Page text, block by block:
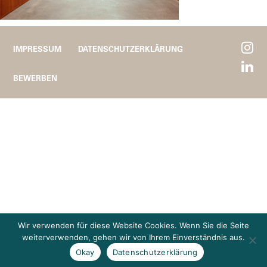
IMPRESSUM DATENSCHUTZERKLÄRUNG
BEWERBEN
Wir verwenden für diese Website Cookies. Wenn Sie die Seite
weiterverwenden, gehen wir von Ihrem Einverständnis aus.
Okay
Datenschutzerklärung